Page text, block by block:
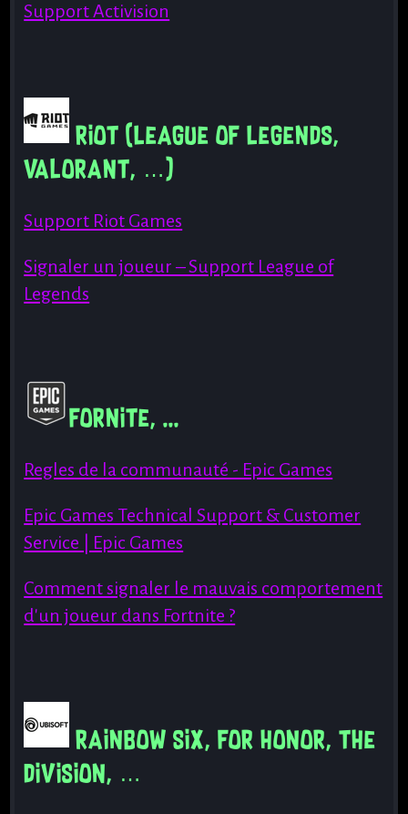
Support Activision
Riot (League of Legends,
Valorant, …)
Support Riot Games
Signaler un joueur – Support League of
Legends
Fornite, ...
Regles de la communauté - Epic Games
Epic Games Technical Support & Customer
Service | Epic Games
Comment signaler le mauvais comportement
d'un joueur dans Fortnite ?
Rainbow Six, For Honor, The
Division, …